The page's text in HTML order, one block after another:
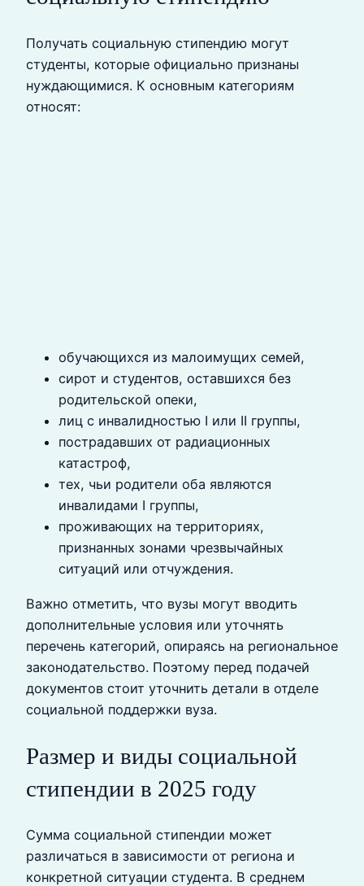
Получать социальную стипендию могут
студенты, которые официально признаны
нуждающимися. К основным категориям
относят:
обучающихся из малоимущих семей,
сирот и студентов, оставшихся без
родительской опеки,
лиц с инвалидностью I или II группы,
пострадавших от радиационных
катастроф,
тех, чьи родители оба являются
инвалидами I группы,
проживающих на территориях,
признанных зонами чрезвычайных
ситуаций или отчуждения.
Важно отметить, что вузы могут вводить
дополнительные условия или уточнять
перечень категорий, опираясь на региональное
законодательство. Поэтому перед подачей
документов стоит уточнить детали в отделе
социальной поддержки вуза.
Размер и виды социальной
стипендии в 2025 году
Сумма социальной стипендии может
различаться в зависимости от региона и
конкретной ситуации студента. В среднем